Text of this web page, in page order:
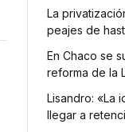
La
peajes de
En Chaco se
reforma de la
Lisandro: «La
llegar a